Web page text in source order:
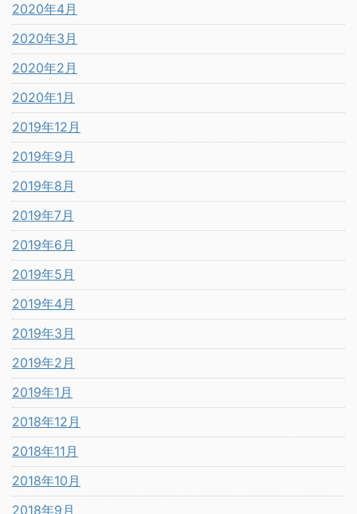
2020年4月
2020年3月
2020年2月
2020年1月
2019年12月
2019年9月
2019年8月
2019年7月
2019年6月
2019年5月
2019年4月
2019年3月
2019年2月
2019年1月
2018年12月
2018年11月
2018年10月
2018年9月